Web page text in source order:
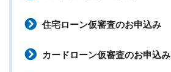
住宅ローン仮審査のお申込み
カードローン仮審査のお申込み